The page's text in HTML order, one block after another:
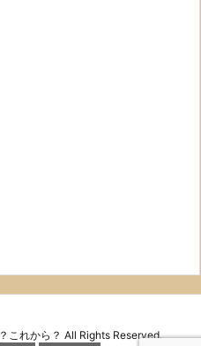
これから？ All Rights Reserved.